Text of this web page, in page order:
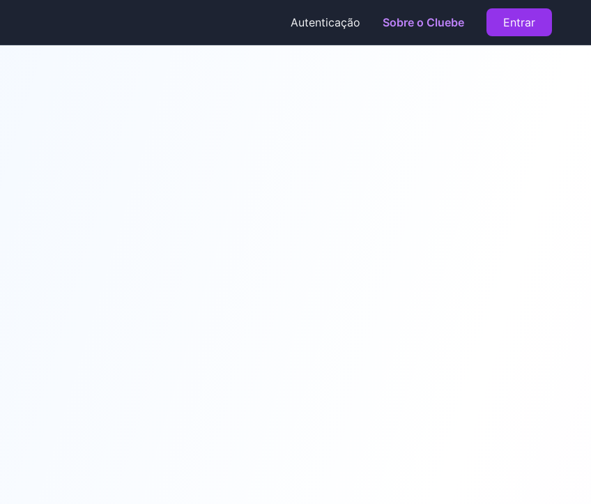
Autenticação Sobre o Cluebe Entrar